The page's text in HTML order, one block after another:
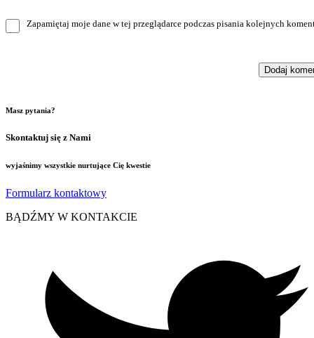
Zapamiętaj moje dane w tej przeglądarce podczas pisania kolejnych
Masz pytania?
Skontaktuj się z Nami
wyjaśnimy wszystkie nurtujące Cię kwestie
Formularz kontaktowy
BĄDŹMY W KONTAKCIE